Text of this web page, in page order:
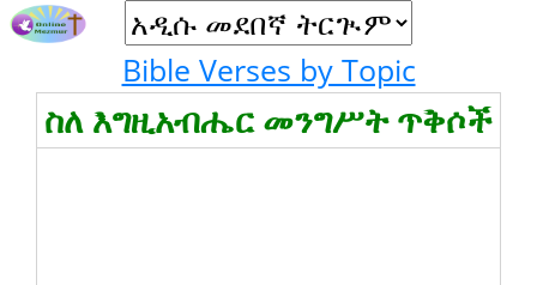
Bible Verses by Topic
ስለ እግዚአብሔር መንግሥት ጥቅሶች